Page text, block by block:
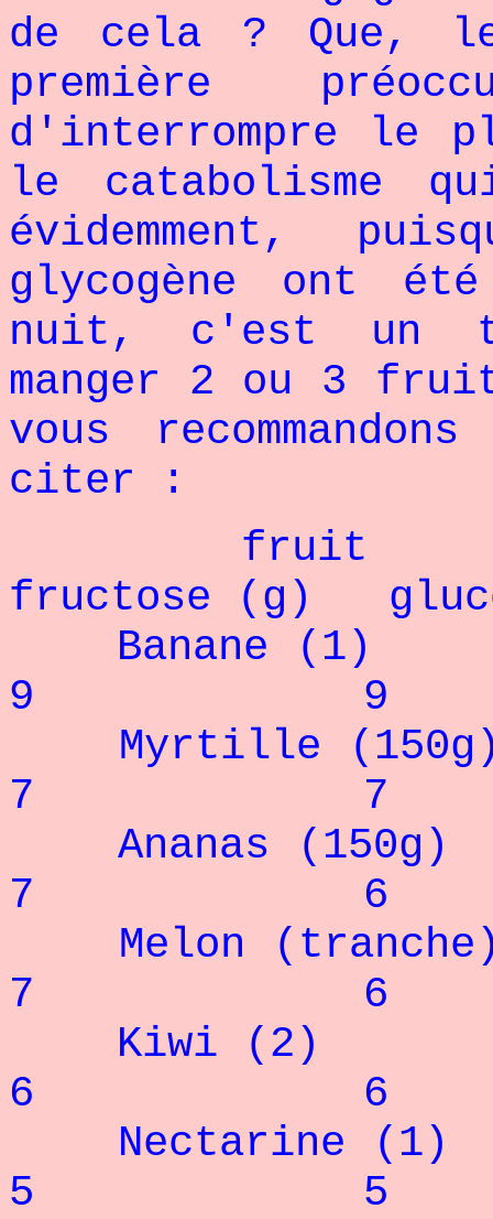
de cela ? Que,
première
d'interrompre le
le catabolisme
évidemment,
glycogène ont été
nuit, c'est un
manger 2 ou 3
vous
citer :
fruit
fructose (g)
9 9
Myrtille
7 7
7 6
Melon
7 6
Kiwi
6 6
5 5